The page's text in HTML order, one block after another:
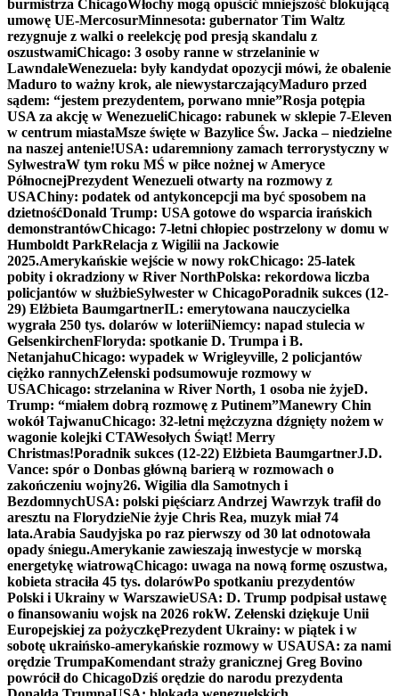
burmistrza ChicagoWłochy mogą opuścić mniejszość blokującą
umowę UE-MercosurMinnesota: gubernator Tim Waltz
rezygnuje z walki o reelekcję pod presją skandalu z
oszustwamiChicago: 3 osoby ranne w strzelaninie w
LawndaleWenezuela: były kandydat opozycji mówi, że obalenie
Maduro to ważny krok, ale niewystarczającyMaduro przed
sądem: “jestem prezydentem, porwano mnie”Rosja potępia
USA za akcję w WenezueliChicago: rabunek w sklepie 7-Eleven
w centrum miastaMsze święte w Bazylice Św. Jacka – niedzielne
na naszej antenie!USA: udaremniony zamach terrorystyczny w
SylwestraW tym roku MŚ w piłce nożnej w Ameryce
PółnocnejPrezydent Wenezueli otwarty na rozmowy z
USAChiny: podatek od antykoncepcji ma być sposobem na
dzietnośćDonald Trump: USA gotowe do wsparcia irańskich
demonstrantówChicago: 7-letni chłopiec postrzelony w domu w
Humboldt ParkRelacja z Wigilii na Jackowie
2025.Amerykańskie wejście w nowy rokChicago: 25-latek
pobity i okradziony w River NorthPolska: rekordowa liczba
policjantów w służbieSylwester w ChicagoPoradnik sukces (12-
29) Elżbieta BaumgartnerIL: emerytowana nauczycielka
wygrała 250 tys. dolarów w loteriiNiemcy: napad stulecia w
GelsenkirchenFloryda: spotkanie D. Trumpa i B.
NetanjahuChicago: wypadek w Wrigleyville, 2 policjantów
ciężko rannychZełenski podsumowuje rozmowy w
USAChicago: strzelanina w River North, 1 osoba nie żyjeD.
Trump: “miałem dobrą rozmowę z Putinem”Manewry Chin
wokół TajwanuChicago: 32-letni mężczyzna dźgnięty nożem w
wagonie kolejki CTAWesołych Świąt! Merry
Christmas!Poradnik sukces (12-22) Elżbieta BaumgartnerJ.D.
Vance: spór o Donbas główną barierą w rozmowach o
zakończeniu wojny26. Wigilia dla Samotnych i
BezdomnychUSA: polski pięściarz Andrzej Wawrzyk trafił do
aresztu na FlorydzieNie żyje Chris Rea, muzyk miał 74
lata.Arabia Saudyjska po raz pierwszy od 30 lat odnotowała
opady śniegu.Amerykanie zawieszają inwestycje w morską
energetykę wiatrowąChicago: uwaga na nową formę oszustwa,
kobieta straciła 45 tys. dolarówPo spotkaniu prezydentów
Polski i Ukrainy w WarszawieUSA: D. Trump podpisał ustawę
o finansowaniu wojsk na 2026 rokW. Zełenski dziękuje Unii
Europejskiej za pożyczkęPrezydent Ukrainy: w piątek i w
sobotę ukraińsko-amerykańskie rozmowy w USAUSA: za nami
orędzie TrumpaKomendant straży granicznej Greg Bovino
powrócił do ChicagoDziś orędzie do narodu prezydenta